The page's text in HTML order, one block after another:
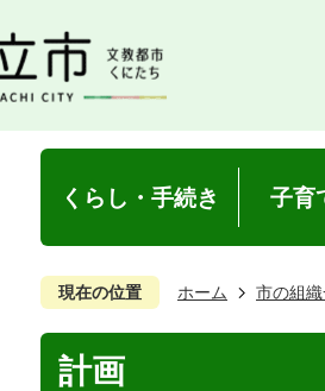
くらし・手続き 子育
現在の位置 ホーム 市の組
計画